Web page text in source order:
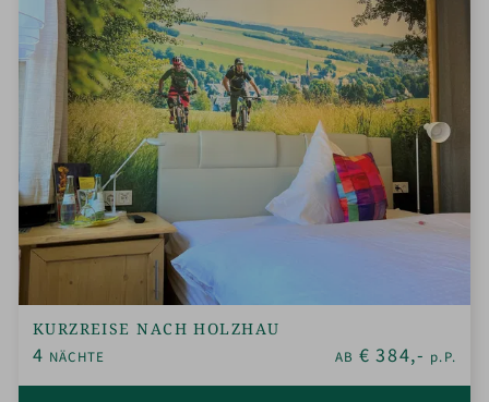
KURZREISE NACH HOLZHAU
4 NÄCHTE AB € 384,- p.P.